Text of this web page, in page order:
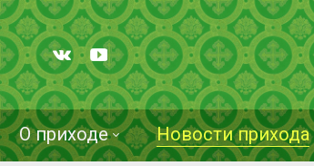
О приходе Новости прихода